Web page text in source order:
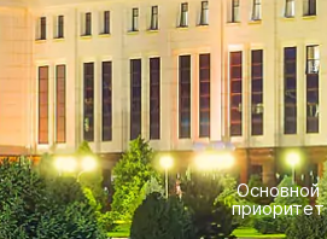
Основной
приоритет